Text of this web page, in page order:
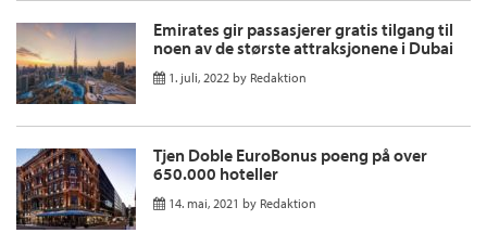
Emirates gir passasjerer gratis tilgang til
noen av de største attraksjonene i Dubai
1. juli, 2022 by Redaktion
Tjen Doble EuroBonus poeng på over
650.000 hoteller
14. mai, 2021 by Redaktion